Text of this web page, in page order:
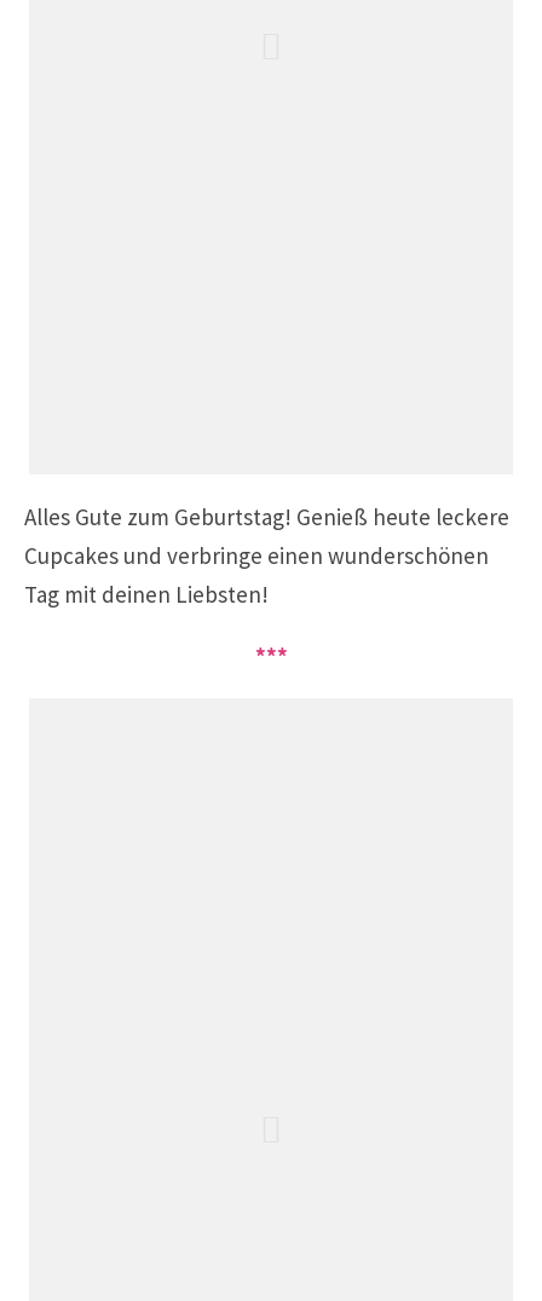
Alles Gute zum Geburtstag! Genieß heute leckere
Cupcakes und verbringe einen wunderschönen
Tag mit deinen Liebsten!
***